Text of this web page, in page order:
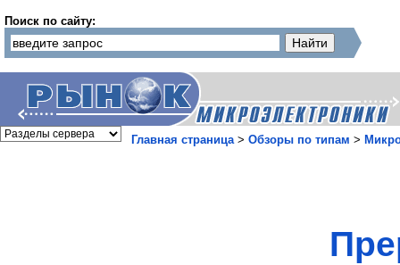
Поиск по сайту:
Главная страница> Обзоры по типам >